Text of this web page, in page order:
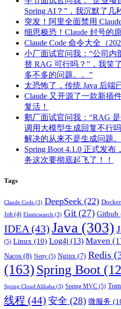
Spring AI？”，我沉默了
突发！阿里全面禁用 Claude
细思极恐！Claude 封号的
Claude Code 命令大全（
小厂面试官问我：“公司
替 RAG 可行吗？”，我笑
多不多的问题。。”
太恐怖了，传统 Java 后
Claude 又开源了一款新插
复活！
鹅厂面试官问我：“RAG
调用大模型生成回复不行
解决的从来不是生成问题。
Spring Boot 4.1.0 正式发布
务这次要彻底起飞了！！
Tags
Claude Code (3) DeepSeek (22) Docker
Job (4) Elasticsearch (3) Git (27) Github
IDEA(43) Java (303)
(5) Linux (10) Log4j (13) Maven
Nacos (8) Netty (5) Nginx (7) Redis
(163) Spring Boot
Spring Cloud Alibaba (3) Spring MVC (5)
线程 (44) 安全 (28) 微服务